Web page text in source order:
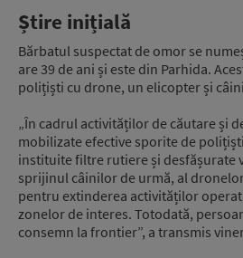
Știre inițială
Bărbatul suspectat de omor se
are 39 de ani și este din Parhida.
polițiști cu drone, un elicopter și
„În cadrul activităților de căutare și
mobilizate efective sporite de
instituite filtre rutiere și desfășurate
sprijinul câinilor de urmă, al
pentru extinderea activităților
zonelor de interes. Totodată,
consemn la frontier”, a transmis